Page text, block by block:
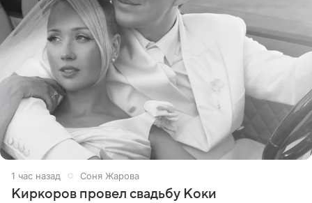
1 час назад Соня Жарова
Киркоров провел свадьбу Коки